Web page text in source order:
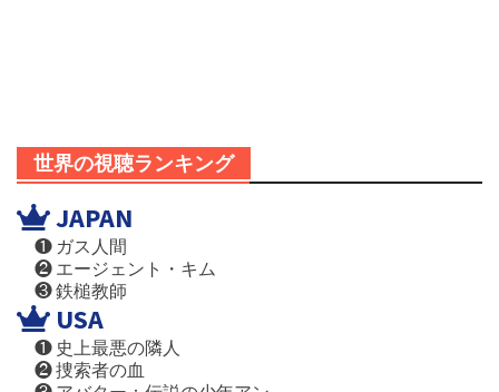
世界の視聴ランキング
JAPAN
❶ ガス人間
❷ エージェント・キム
❸ 鉄槌教師
USA
❶ 史上最悪の隣人
❷ 捜索者の血